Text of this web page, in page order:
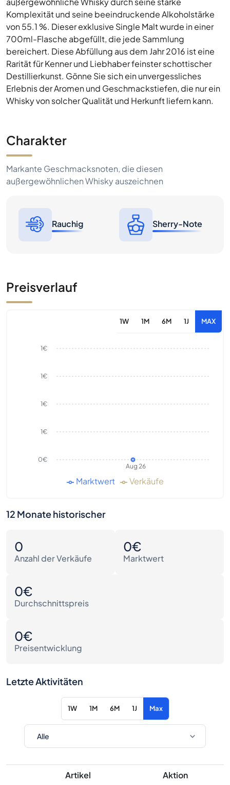
Komplexität und seine beeindruckende Alkoholstärke
von 55.1 %. Dieser exklusive Single Malt wurde in einer
700ml-Flasche abgefüllt, die jede Sammlung
bereichert. Diese Abfüllung aus dem Jahr 2016 ist eine
Rarität für Kenner und Liebhaber feinster schottischer
Destillierkunst. Gönne Sie sich ein unvergessliches
Erlebnis der Aromen und Geschmackstiefen, die nur ein
Whisky von solcher Qualität und Herkunft liefern kann.
Charakter
Markante Geschmacksnoten, die diesen
außergewöhnlichen Whisky auszeichnen
Rauchig Sherry-Note
Preisverlauf
1W 1M 6M 1J MAX
Aug 26
0€
1€
1€
1€
1€
Marktwert Verkäufe
12 Monate historischer
0
Anzahl der Verkäufe
0€
Marktwert
0€
Durchschnittspreis
0€
Preisentwicklung
Letzte Aktivitäten
1W 1M 6M 1J Max
Artikel Aktion